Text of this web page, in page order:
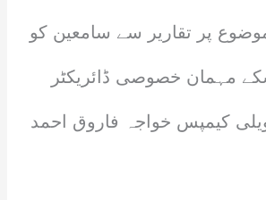
پر تقاریر سے سامعین کو
مہمان خصوصی ڈائریکٹر
کیمپس خواجہ فاروق احمد